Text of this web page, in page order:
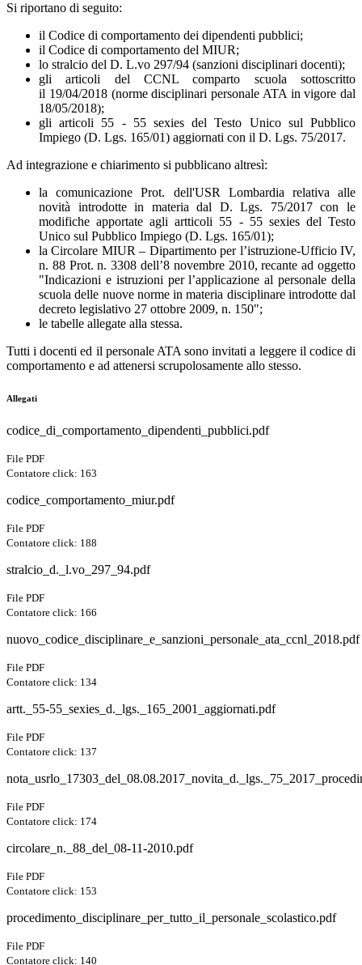
Si riportano di seguito:
il Codice di comportamento dei dipendenti pubblici;
il Codice di comportamento del MIUR;
lo stralcio del D. L.vo 297/94 (sanzioni disciplinari docenti);
gli articoli del CCNL comparto scuola sottoscritto
il 19/04/2018 (norme disciplinari personale ATA in vigore dal
18/05/2018);
gli articoli 55 - 55 sexies del Testo Unico sul Pubblico
Impiego (D. Lgs. 165/01) aggiornati con il D. Lgs. 75/2017.
Ad integrazione e chiarimento si pubblicano altresì:
la comunicazione Prot. dell'USR Lombardia relativa alle
novità introdotte in materia dal D. Lgs. 75/2017 con le
modifiche apportate agli artticoli 55 - 55 sexies del Testo
Unico sul Pubblico Impiego (D. Lgs. 165/01);
la Circolare MIUR – Dipartimento per l’istruzione-Ufficio IV,
n. 88 Prot. n. 3308 dell’8 novembre 2010, recante ad oggetto
"Indicazioni e istruzioni per l’applicazione al personale della
scuola delle nuove norme in materia disciplinare introdotte dal
decreto legislativo 27 ottobre 2009, n. 150";
le tabelle allegate alla stessa.
Tutti i docenti ed il personale ATA sono invitati a leggere il codice di
comportamento e ad attenersi scrupolosamente allo stesso.
Allegati
codice_di_comportamento_dipendenti_pubblici.pdf
File PDF
Contatore click: 163
codice_comportamento_miur.pdf
File PDF
Contatore click: 188
stralcio_d._l.vo_297_94.pdf
File PDF
Contatore click: 166
nuovo_codice_disciplinare_e_sanzioni_personale_ata_ccnl_2018.pdf
File PDF
Contatore click: 134
artt._55-55_sexies_d._lgs._165_2001_aggiornati.pdf
File PDF
Contatore click: 137
File PDF
Contatore click: 174
circolare_n._88_del_08-11-2010.pdf
File PDF
Contatore click: 153
procedimento_disciplinare_per_tutto_il_personale_scolastico.pdf
File PDF
Contatore click: 140